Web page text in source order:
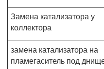
Замена катализатора у
коллектора
замена катализатора на
пламегаситель под